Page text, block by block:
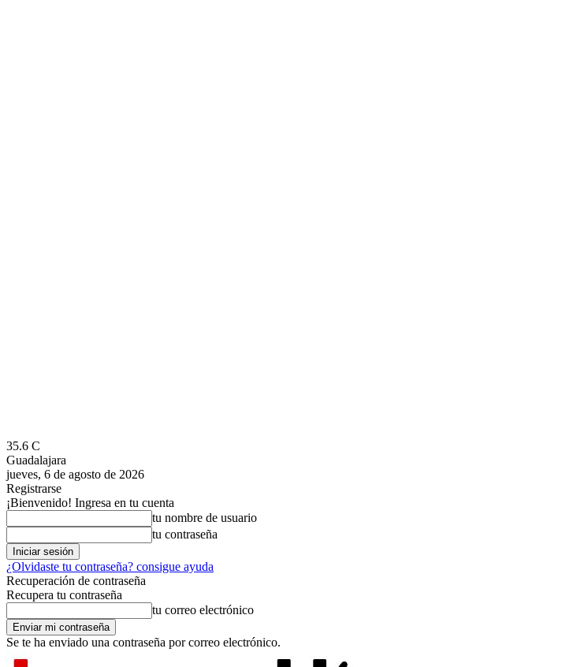
35.6 C
Guadalajara
jueves, 6 de agosto de 2026
Registrarse
¡Bienvenido! Ingresa en tu cuenta
tu nombre de usuario
tu contraseña
¿Olvidaste tu contraseña? consigue ayuda
Recuperación de contraseña
Recupera tu contraseña
tu correo electrónico
Se te ha enviado una contraseña por correo electrónico.